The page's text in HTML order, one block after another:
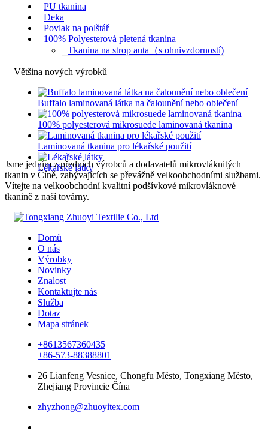
PU tkanina
Deka
Povlak na polštář
100% Polyesterová pletená tkanina
Tkanina na strop auta（s ohnivzdorností)
Většina nových výrobků
Buffalo laminovaná látka na čalounění nebo oblečení
100% polyesterová mikrosuede laminovaná tkanina
Laminovaná tkanina pro lékařské použití
Lékařské látky
Jsme jedním z předních výrobců a dodavatelů mikrovláknitých
tkanin v Číně, zabývajících se převážně velkoobchodními službami.
Vítejte na velkoobchodní kvalitní podšívkové mikrovláknové
tkanině z naší továrny.
Domů
O nás
Výrobky
Novinky
Znalost
Kontaktujte nás
Služba
Dotaz
Mapa stránek
+8613567360435
+86-573-88388801
26 Lianfeng Vesnice, Chongfu Město, Tongxiang Město,
Zhejiang Provincie Čína
zhyzhong@zhuoyitex.com